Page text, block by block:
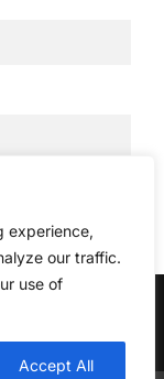
experience,
our traffic.
use of
Accept All
et conserver
des guides
des
ces